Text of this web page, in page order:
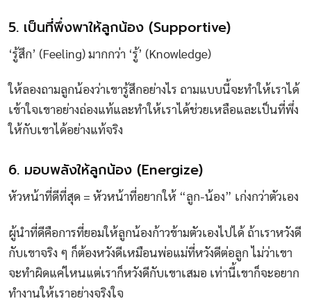
5. เป็นที่พึ่งพาให้ลูกน้อง (Supportive)
‘รู้สึก’ (Feeling) มากกว่า ‘รู้’ (Knowledge)
ให้ลองถามลูกน้องว่าเขารู้สึกอย่างไร ถามแบบนี้จะทำให้เราได้
เข้าใจเขาอย่างถ่องแท้และทำให้เราได้ช่วยเหลือและเป็นที่พึ่ง
ให้กับเขาได้อย่างแท้จริง
6. มอบพลังให้ลูกน้อง (Energize)
หัวหน้าที่ดีที่สุด = หัวหน้าที่อยากให้ “ลูก-น้อง” เก่งกว่าตัวเอง
ผู้นำที่ดีคือการที่ยอมให้ลูกน้องก้าวข้ามตัวเองไปได้ ถ้าเราหวังดี
กับเขาจริง ๆ ก็ต้องหวังดีเหมือนพ่อแม่ที่หวังดีต่อลูก ไม่ว่าเขา
จะทำผิดแค่ไหนแต่เราก็หวังดีกับเขาเสมอ เท่านี้เขาก็จะอยาก
ทำงานให้เราอย่างจริงใจ